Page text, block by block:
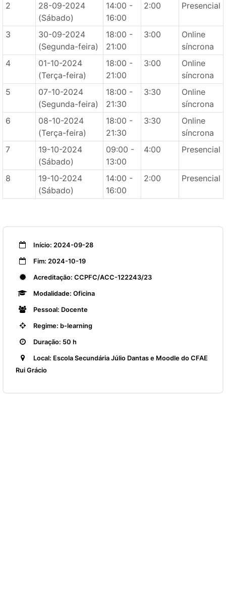
2
28-09-2024
(Sábado)
14:00 -
16:00
2:00 Presencial
3
30-09-2024
(Segunda-feira)
18:00 -
21:00
3:00
Online
síncrona
4
01-10-2024
(Terça-feira)
18:00 -
21:00
3:00
Online
síncrona
5
07-10-2024
(Segunda-feira)
18:00 -
21:30
3:30
Online
síncrona
6
08-10-2024
(Terça-feira)
18:00 -
21:30
3:30
Online
síncrona
7
19-10-2024
(Sábado)
09:00 -
13:00
4:00 Presencial
8
19-10-2024
(Sábado)
14:00 -
16:00
2:00 Presencial
Início: 2024-09-28
Fim: 2024-10-19
Acreditação: CCPFC/ACC-122243/23
Modalidade: Oficina
Pessoal: Docente
Regime: b-learning
Duração: 50 h
Local: Escola Secundária Júlio Dantas e Moodle do CFAE
Rui Grácio